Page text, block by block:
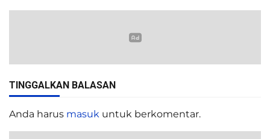
TINGGALKAN BALASAN
Anda harus masuk untuk berkomentar.